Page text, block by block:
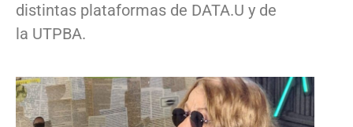
distintas plataformas de DATA.U y de
la UTPBA.